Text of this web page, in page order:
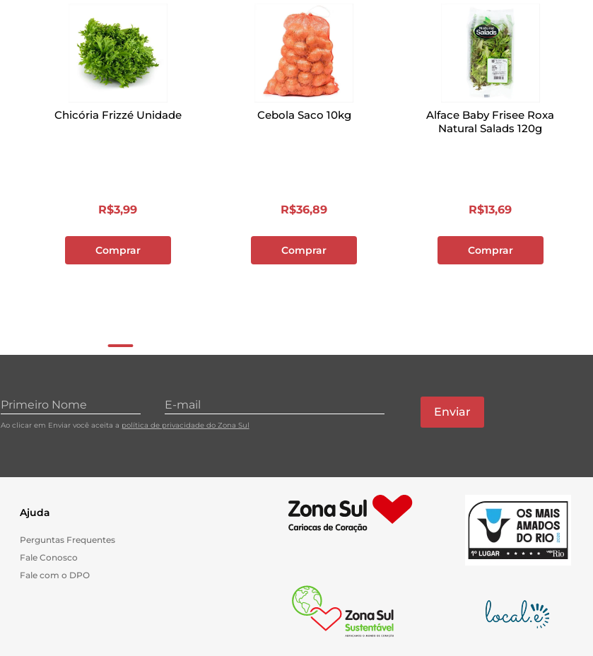
Chicória Frizzé Unidade
R$3,99
Comprar
Cebola Saco 10kg
R$36,89
Comprar
Alface Baby Frisee Roxa
Natural Salads 120g
R$13,69
Comprar
Ao clicar em Enviar você aceita a política de privacidade do Zona Sul
Enviar
Ajuda
Perguntas Frequentes
Fale Conosco
Fale com o DPO